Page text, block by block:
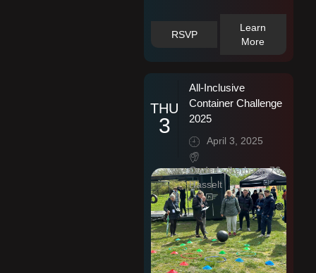
RSVP
Learn
More
THU
3
All-Inclusive
Container Challenge
2025
April 3, 2025
Oude Luikerbaan 76,
Hasselt